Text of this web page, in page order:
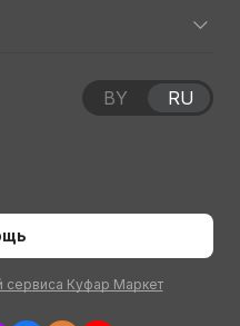
сервиса Куфар Маркет
BY RU